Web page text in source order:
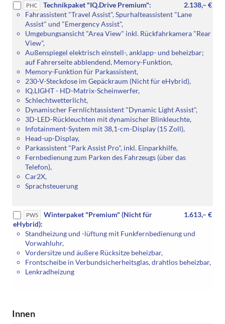
PHC 2.138,– €
Technikpaket "IQ.Drive Premium":
Fahrassistent "Travel Assist", Spurhalteassistent "Lane
Assist" und "Emergency Assist",
Umgebungsansicht "Area View" inkl. Rückfahrkamera "Rear
View",
Außenspiegel elektrisch einstell-, anklapp- und beheizbar;
auf Fahrerseite abblendend, Memory-Funktion,
Memory-Funktion für Parkassistent,
230-V-Steckdose im Gepäckraum (Nicht für eHybrid),
IQ.LIGHT - HD-Matrix-Scheinwerfer,
Schlechtwetterlicht,
Dynamischer Fernlichtassistent "Dynamic Light Assist",
3D-LED-Rückleuchten mit dynamischer Blinkleuchte,
Infotainment-System mit 38,1-cm-Display (15 Zoll),
Head-up-Display,
Parkassistent "Park Assist Pro", inkl. Einparkhilfe,
Fernbedienung zum Parken des Fahrzeugs (über das
Telefon),
Car2X,
Sprachsteuerung
PW5 1.613,– €
Winterpaket "Premium" (Nicht für
eHybrid):
Standheizung und -lüftung mit Funkfernbedienung und
Vorwahluhr,
Vordersitze und äußere Rücksitze beheizbar,
Frontscheibe in Verbundsicherheitsglas, drahtlos beheizbar,
Lenkradheizung
Innen